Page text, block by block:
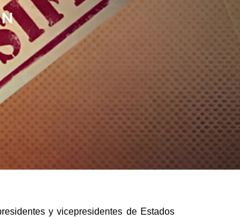
y vicepresidentes de Estados